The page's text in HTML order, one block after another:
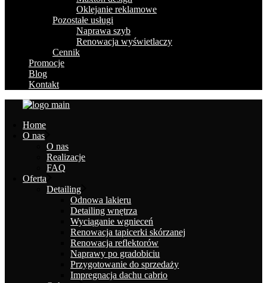
Oklejanie reklamowe
Pozostałe usługi
Naprawa szyb
Renowacja wyświetlaczy
Cennik
Promocje
Blog
Kontakt
Home
O nas
O nas
Realizacje
FAQ
Oferta
Detailing
Odnowa lakieru
Detailing wnętrza
Wyciąganie wgnieceń
Renowacja tapicerki skórzanej
Renowacja reflektorów
Naprawy po gradobiciu
Przygotowanie do sprzedaży
Impregnacja dachu cabrio